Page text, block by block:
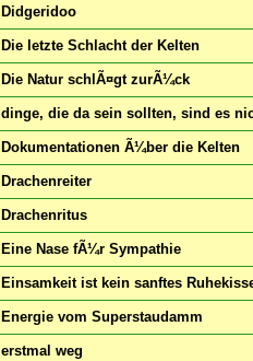
Didgeridoo
Die letzte Schlacht der Kelten
Die Natur schlÃ¤gt zurÃ¼ck
dinge, die da sein sollten, sind es
Dokumentationen Ã¼ber die Kelten
Drachenreiter
Drachenritus
Eine Nase fÃ¼r Sympathie
Einsamkeit ist kein sanftes
Energie vom Superstaudamm
erstmal weg